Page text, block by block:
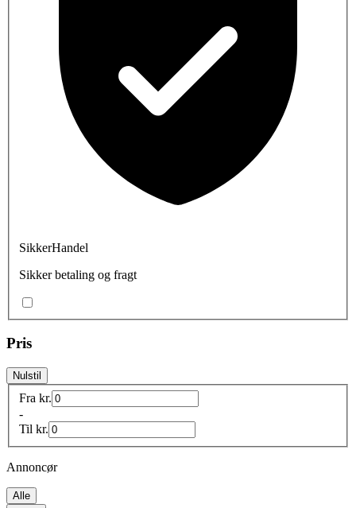
SikkerHandel
Sikker betaling og fragt
Pris
Nulstil
Fra kr.
-
Til kr.
Annoncør
Alle